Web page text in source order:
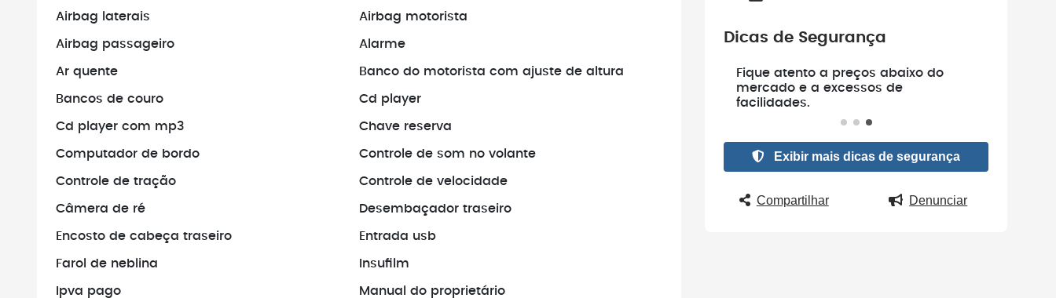
Airbag laterais Airbag motorista
Airbag passageiro Alarme
Ar quente Banco do motorista com ajuste de altura
Bancos de couro Cd player
Cd player com mp3 Chave reserva
Computador de bordo Controle de som no volante
Controle de tração Controle de velocidade
Câmera de ré Desembaçador traseiro
Encosto de cabeça traseiro Entrada usb
Farol de neblina Insufilm
Ipva pago Manual do proprietário
Dicas de Segurança
Antes de fechar negócio, sempre
Fique atento a preços abaixo do
mercado e a excessos de
facilidades.
Exibir mais dicas de segurança
Compartilhar Denunciar